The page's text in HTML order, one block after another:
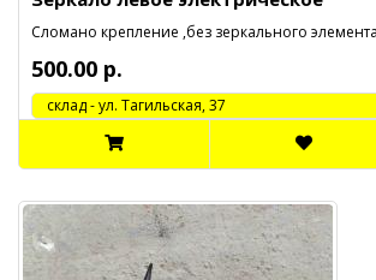
Сломано крепление ,без зеркального
500.00 р.
cклад - ул. Тагильская, 37